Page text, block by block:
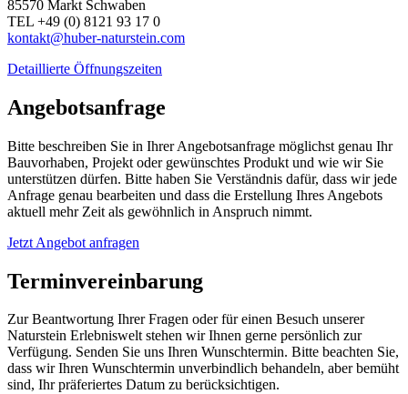
85570 Markt Schwaben
TEL +49 (0) 8121 93 17 0
kontakt@huber-naturstein.com
Detaillierte Öffnungszeiten
Angebotsanfrage
Bitte beschreiben Sie in Ihrer Angebotsanfrage möglichst genau Ihr
Bauvorhaben, Projekt oder gewünschtes Produkt und wie wir Sie
unterstützen dürfen. Bitte haben Sie Verständnis dafür, dass wir jede
Anfrage genau bearbeiten und dass die Erstellung Ihres Angebots
aktuell mehr Zeit als gewöhnlich in Anspruch nimmt.
Jetzt Angebot anfragen
Terminvereinbarung
Zur Beantwortung Ihrer Fragen oder für einen Besuch unserer
Naturstein Erlebniswelt stehen wir Ihnen gerne persönlich zur
Verfügung. Senden Sie uns Ihren Wunschtermin. Bitte beachten Sie,
dass wir Ihren Wunschtermin unverbindlich behandeln, aber bemüht
sind, Ihr präferiertes Datum zu berücksichtigen.